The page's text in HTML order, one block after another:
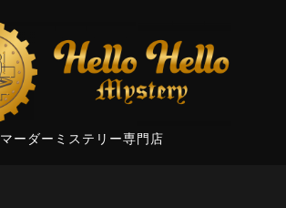
マーダーミステリー専門店